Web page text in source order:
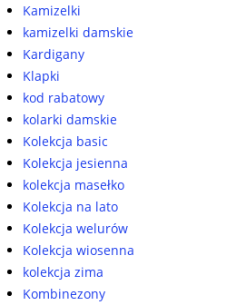
Kamizelki
kamizelki damskie
Kardigany
Klapki
kod rabatowy
kolarki damskie
Kolekcja basic
Kolekcja jesienna
kolekcja masełko
Kolekcja na lato
Kolekcja welurów
Kolekcja wiosenna
kolekcja zima
Kombinezony